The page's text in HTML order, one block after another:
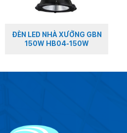
ĐÈN LED NHÀ XƯỞNG GBN
150W HB04-150W